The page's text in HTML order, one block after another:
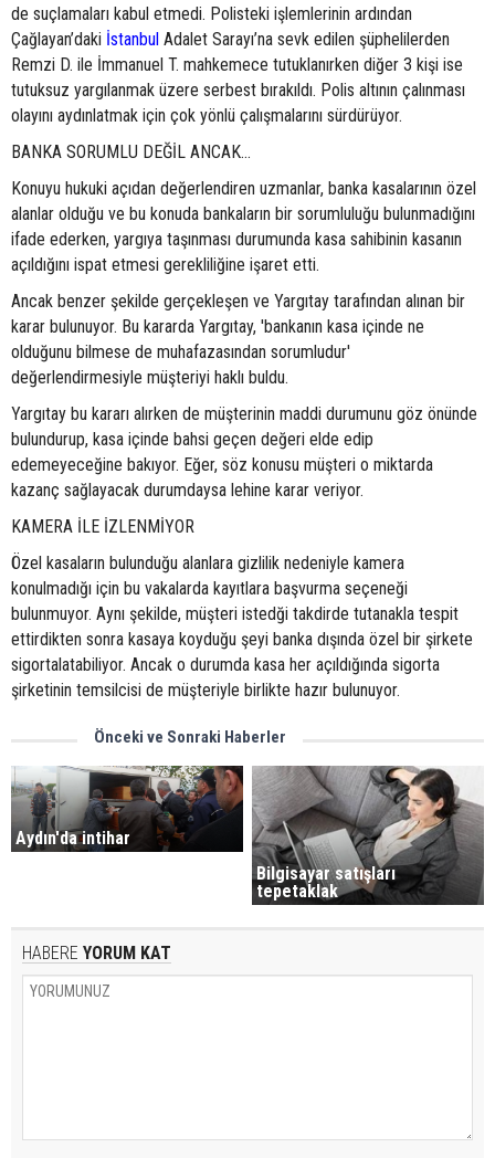
de suçlamaları kabul etmedi. Polisteki işlemlerinin ardından
Çağlayan’daki İstanbul Adalet Sarayı’na sevk edilen şüphelilerden
Remzi D. ile İmmanuel T. mahkemece tutuklanırken diğer 3 kişi ise
tutuksuz yargılanmak üzere serbest bırakıldı. Polis altının çalınması
olayını aydınlatmak için çok yönlü çalışmalarını sürdürüyor.
BANKA SORUMLU DEĞİL ANCAK...
Konuyu hukuki açıdan değerlendiren uzmanlar, banka kasalarının özel
alanlar olduğu ve bu konuda bankaların bir sorumluluğu bulunmadığını
ifade ederken, yargıya taşınması durumunda kasa sahibinin kasanın
açıldığını ispat etmesi gerekliliğine işaret etti.
Ancak benzer şekilde gerçekleşen ve Yargıtay tarafından alınan bir
karar bulunuyor. Bu kararda Yargıtay, 'bankanın kasa içinde ne
olduğunu bilmese de muhafazasından sorumludur'
değerlendirmesiyle müşteriyi haklı buldu.
Yargıtay bu kararı alırken de müşterinin maddi durumunu göz önünde
bulundurup, kasa içinde bahsi geçen değeri elde edip
edemeyeceğine bakıyor. Eğer, söz konusu müşteri o miktarda
kazanç sağlayacak durumdaysa lehine karar veriyor.
KAMERA İLE İZLENMİYOR
Özel kasaların bulunduğu alanlara gizlilik nedeniyle kamera
konulmadığı için bu vakalarda kayıtlara başvurma seçeneği
bulunmuyor. Aynı şekilde, müşteri istedği takdirde tutanakla tespit
ettirdikten sonra kasaya koyduğu şeyi banka dışında özel bir şirkete
sigortalatabiliyor. Ancak o durumda kasa her açıldığında sigorta
şirketinin temsilcisi de müşteriyle birlikte hazır bulunuyor.
Önceki ve Sonraki Haberler
Aydın'da intihar
Bilgisayar satışları
tepetaklak
HABERE YORUM KAT